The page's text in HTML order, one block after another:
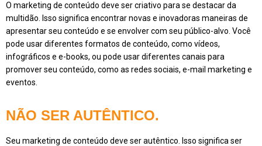
O marketing de conteúdo deve ser criativo para se destacar da
multidão. Isso significa encontrar novas e inovadoras maneiras de
apresentar seu conteúdo e se envolver com seu público-alvo. Você
pode usar diferentes formatos de conteúdo, como vídeos,
infográficos e e-books, ou pode usar diferentes canais para
promover seu conteúdo, como as redes sociais, e-mail marketing e
eventos.
NÃO SER AUTÊNTICO.
Seu marketing de conteúdo deve ser autêntico. Isso significa ser